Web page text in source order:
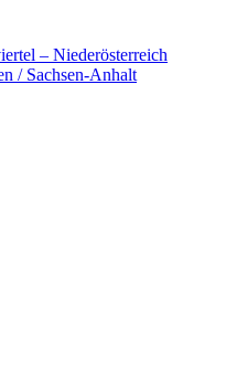
– Niederösterreich
/ Sachsen-Anhalt